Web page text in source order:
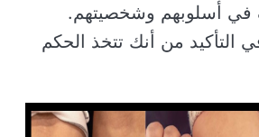
في أسلوبهم وشخصيتهم.
من أنك تتخذ الحكم